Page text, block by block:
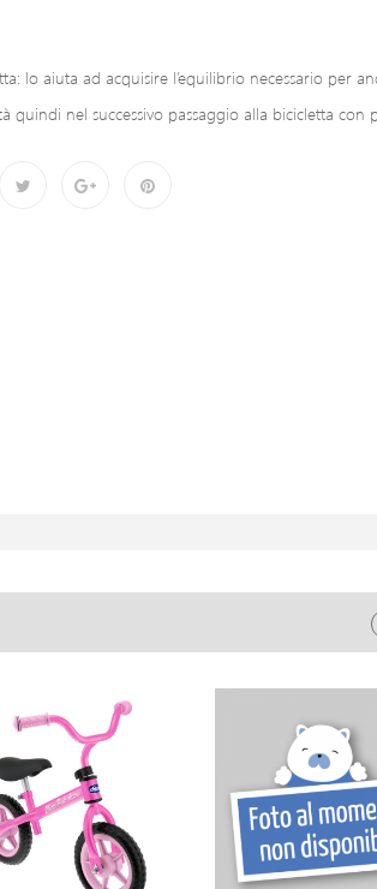
lo aiuta ad acquisire l’equilibrio necessario per
quindi nel successivo passaggio alla bicicletta con